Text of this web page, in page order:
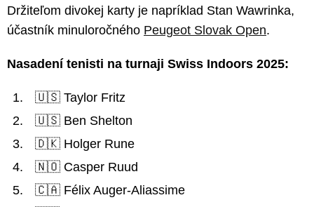
Držiteľom divokej karty je napríklad Stan Wawrinka,
účastník minuloročného Peugeot Slovak Open.
Nasadení tenisti na turnaji Swiss Indoors 2025:
🇺🇸 Taylor Fritz
🇺🇸 Ben Shelton
🇩🇰 Holger Rune
🇳🇴 Casper Ruud
🇨🇦 Félix Auger-Aliassime